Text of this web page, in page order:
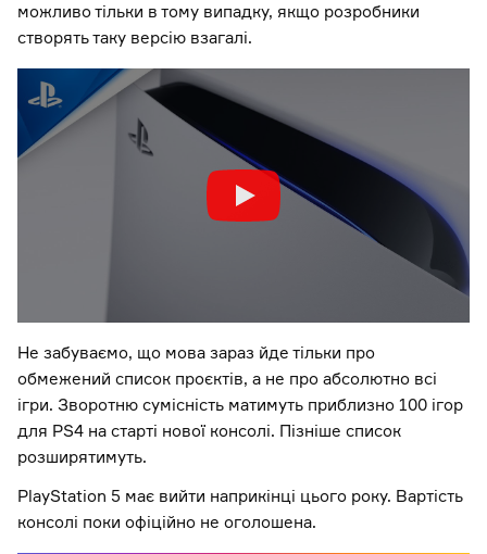
можливо тільки в тому випадку, якщо розробники
створять таку версію взагалі.
Не забуваємо, що мова зараз йде тільки про
обмежений список проєктів, а не про абсолютно всі
ігри. Зворотню сумісність матимуть приблизно 100 ігор
для PS4 на старті нової консолі. Пізніше список
розширятимуть.
PlayStation 5 має вийти наприкінці цього року. Вартість
консолі поки офіційно не оголошена.